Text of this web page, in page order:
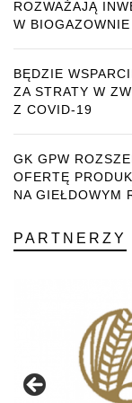
ROZWAŻAJĄ
W
BĘDZIE
ZA STRATY W
Z COVID-19
GK GPW
OFERTĘ
NA GIEŁDOWYM
PARTNERZY